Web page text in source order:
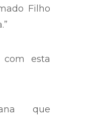
Filho
esta
que